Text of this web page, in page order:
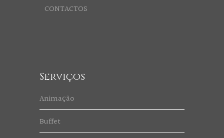
CONTACTOS
Serviços
Animação
Buffet